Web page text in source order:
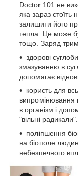
Doctor 101 не
яка зараз стоїть
залишити його
тепла. Це може
тощо. Заряд
здорові
змазуванню в
допомагає
користь для
випромінювання
в організм і
"вільні радикали".
поліпшення
на біополе
небезпечного